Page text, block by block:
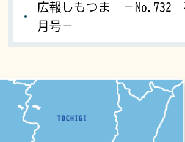
広報しもつま －No.732
月号－